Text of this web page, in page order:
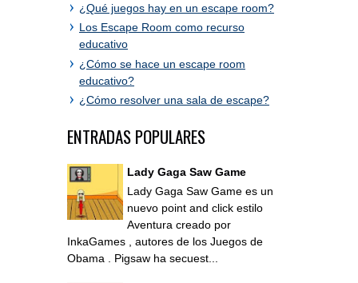
¿Qué juegos hay en un escape room?
Los Escape Room como recurso
educativo
¿Cómo se hace un escape room
educativo?
¿Cómo resolver una sala de escape?
ENTRADAS POPULARES
Lady Gaga Saw Game
Lady Gaga Saw Game es un
nuevo point and click estilo
Aventura creado por
InkaGames , autores de los Juegos de
Obama . Pigsaw ha secuest...